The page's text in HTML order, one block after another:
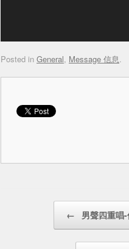
Posted in General, Message 信息.
← 男聲四重唱